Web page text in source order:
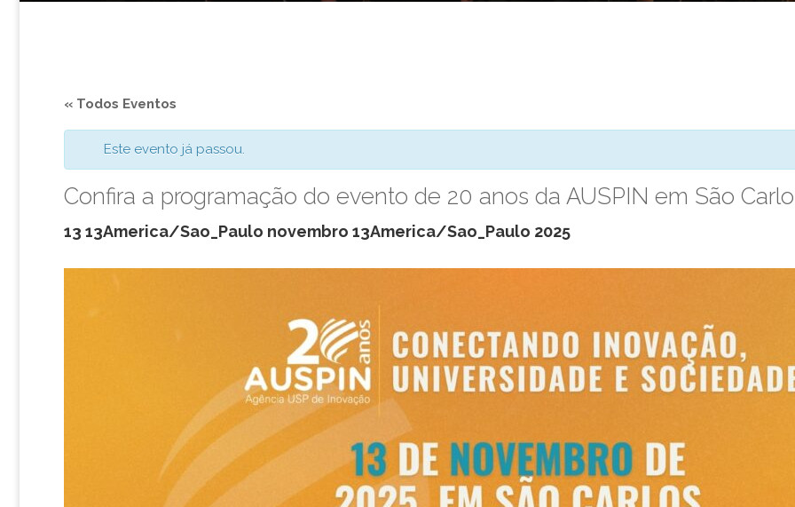
« Todos Eventos
Este evento já passou.
Confira a programação do evento de 20 anos da AUSPIN em São
13 13America/Sao_Paulo novembro 13America/Sao_Paulo 2025